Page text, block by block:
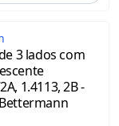
3 lados com
1.4113, 2B -